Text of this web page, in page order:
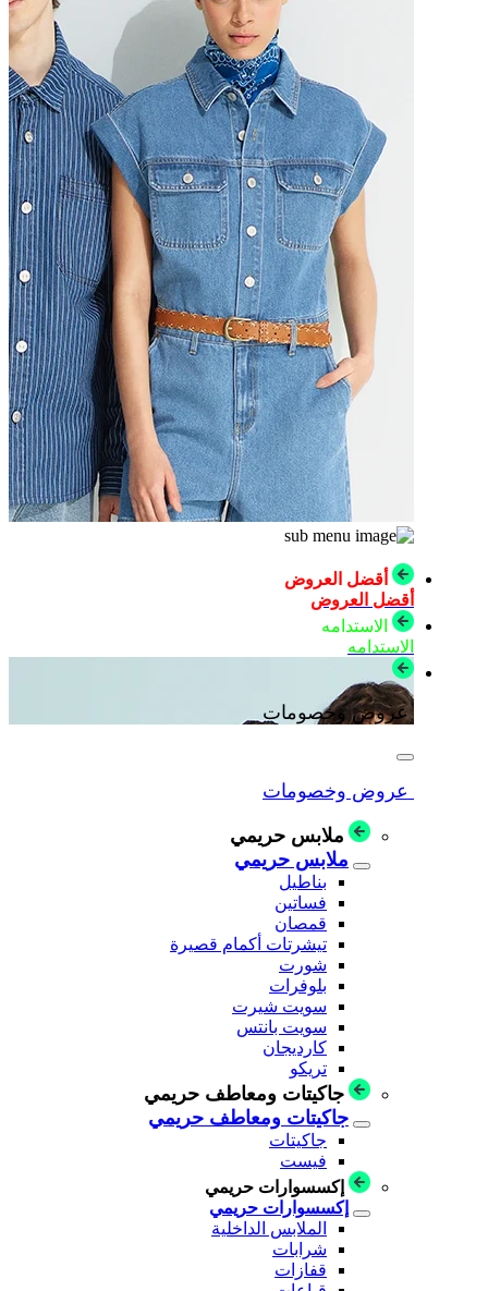
أقضل العروض
أقضل العروض
الاستدامه
الاستدامه
عروض وخصومات
عروض وخصومات
ملابس حريمي
ملابس حريمي
بناطيل
فساتين
قمصان
تيشرتات أكمام قصيرة
شورت
بلوفرات
سويت شيرت
سويت بانتس
كارديجان
تريكو
جاكيتات ومعاطف حريمي
جاكيتات ومعاطف حريمي
جاكيتات
فيست
إكسسوارات حريمي
إكسسوارات حريمي
الملابس الداخلية
شرابات
قفازات